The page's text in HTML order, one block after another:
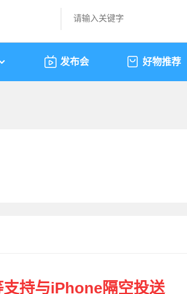
发布会 好物推荐
持与iPhone隔空投送